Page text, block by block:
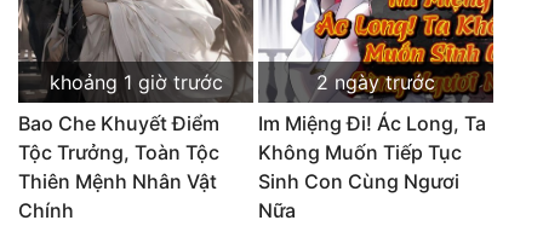
khoảng 1 giờ trước
Bao Che Khuyết Điểm
Tộc Trưởng, Toàn Tộc
Thiên Mệnh Nhân Vật
Chính
2 ngày trước
Im Miệng Đi! Ác Long, Ta
Không Muốn Tiếp Tục
Sinh Con Cùng Ngươi
Nữa